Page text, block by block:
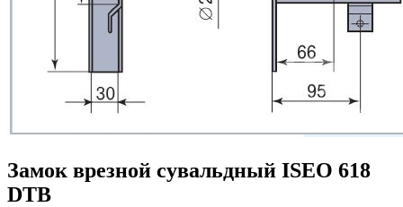
Замок врезной сувальдный ISEO 618
DTB